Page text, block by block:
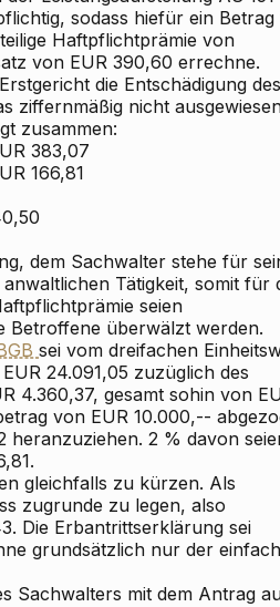
sodass hiefür ein
Haftpflichtprämie von
von EUR 390,60 errechne.
die Entschädigung des
ziffernmäßig nicht
zusammen:
383,07
166,81
dem Sachwalter stehe für
Tätigkeit, somit für
seien
Betroffene überwälzt werden.
sei vom dreifachen
24.091,05 zuzüglich des
4.360,37, gesamt sohin von
von EUR 10.000,--
heranzuziehen. 2 % davon
gleichfalls zu kürzen. Als
zugrunde zu legen, also
Die Erbantrittserklärung sei
grundsätzlich nur der
Sachwalters mit dem Antrag